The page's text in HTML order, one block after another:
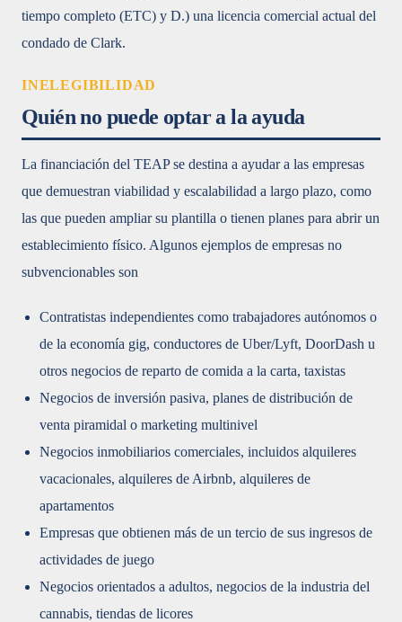
tiempo completo (ETC) y D.) una licencia comercial actual del
condado de Clark.
INELEGIBILIDAD
Quién no puede optar a la ayuda
La financiación del TEAP se destina a ayudar a las empresas
que demuestran viabilidad y escalabilidad a largo plazo, como
las que pueden ampliar su plantilla o tienen planes para abrir un
establecimiento físico. Algunos ejemplos de empresas no
subvencionables son
Contratistas independientes como trabajadores autónomos o
de la economía gig, conductores de Uber/Lyft, DoorDash u
otros negocios de reparto de comida a la carta, taxistas
Negocios de inversión pasiva, planes de distribución de
venta piramidal o marketing multinivel
Negocios inmobiliarios comerciales, incluidos alquileres
vacacionales, alquileres de Airbnb, alquileres de
apartamentos
Empresas que obtienen más de un tercio de sus ingresos de
actividades de juego
Negocios orientados a adultos, negocios de la industria del
cannabis, tiendas de licores